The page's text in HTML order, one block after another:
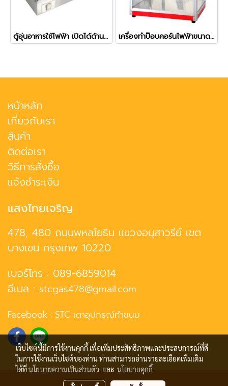
ตู้อุ่นอาหารใช้ไฟฟ้า เปิดได้ด้านหน้า-ด้านหลัง ยี่ห้อเวอร์รี่ รุ่น BV-961 เครื่องทำป๊อบคอร์นไฟฟ้าขนาดใหญ่ ขนาดหม้อ 16 ออนซ์
หน้าหลัก
เกี่ยวกับเรา
สินค้า
ติดต่อเรา
วิธีการสั่งซื้อ
แจ้งชำระเงิน
แสงไทยเจริญ
478, 480 ถนนพหลโยธิน แขวงอนุสาวรีย์ เขต
บางเขน กรุงเทพ 10220
เบอร์โทร : 089-6859014
อีเมล : stcgas478@gmail.com
Facebook : STC เตาอุปกรณ์ทำขนม
เว็บไซต์นี้มีการใช้งานคุกกี้ เพื่อเพิ่มประสิทธิภาพและประสบการณ์ที่ดี
ในการใช้งานเว็บไซต์ของท่าน ท่านสามารถอ่านรายละเอียดเพิ่มเติม
ได้ที่นโยบายความเป็นส่วนตัว และ นโยบายคุกกี้